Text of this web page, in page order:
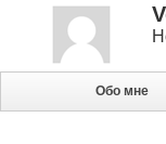
Обо мне